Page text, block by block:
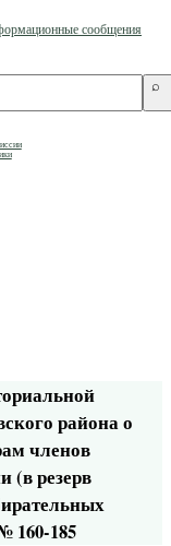
сообщения
⌕
района о
членов
(в резерв
160-185